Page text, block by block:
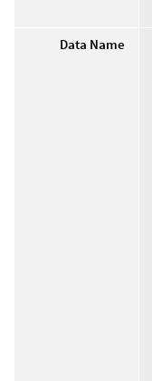
Data Name